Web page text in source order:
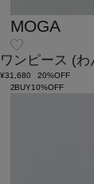
MOGA
ワンピース (わ
¥31,680
20%OFF
2BUY10%OFF